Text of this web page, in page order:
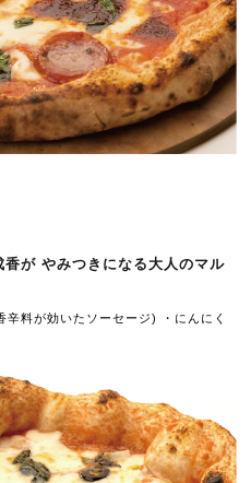
が やみつきになる大人のマル
辛料が効いたソーセージ) ・にんにく